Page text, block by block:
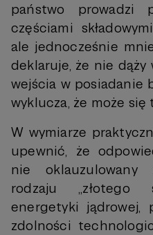
państwo prowadzi
częściami
ale jednocześnie
deklaruje, że nie
wejścia w posiadanie
wyklucza, że może się
W wymiarze
upewnić, że
nie oklauzulowany
rodzaju „złotego
energetyki jądrowej,
zdolności